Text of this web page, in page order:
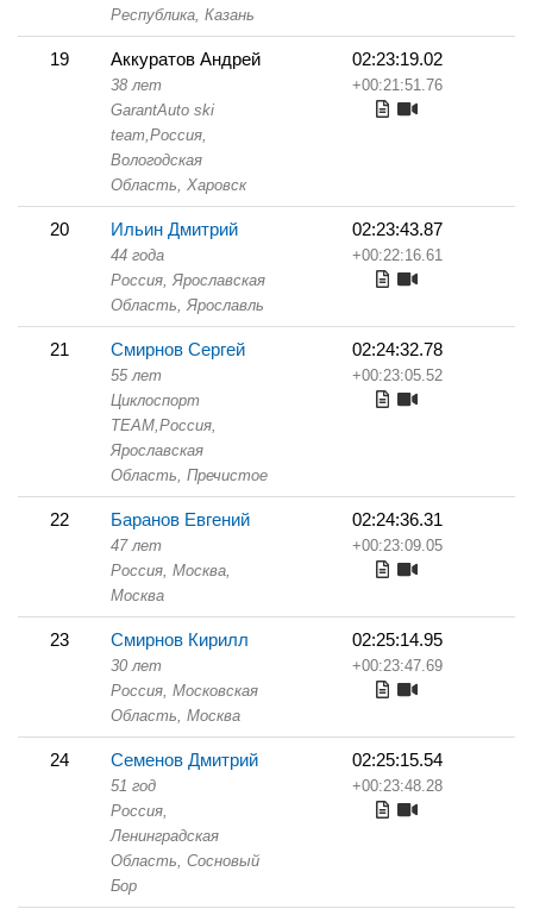
Республика, Казань
19 Аккуратов Андрей
38 лет
GarantAuto ski
team,Россия,
Вологодская
Область, Харовск
02:23:19.02
+00:21:51.76
20 Ильин Дмитрий
44 года
Россия, Ярославская
Область, Ярославль
02:23:43.87
+00:22:16.61
21 Смирнов Сергей
55 лет
Циклоспорт
TEAM,Россия,
Ярославская
Область, Пречистое
02:24:32.78
+00:23:05.52
22 Баранов Евгений
47 лет
Россия, Москва,
Москва
02:24:36.31
+00:23:09.05
23 Смирнов Кирилл
30 лет
Россия, Московская
Область, Москва
02:25:14.95
+00:23:47.69
24 Семенов Дмитрий
51 год
Россия,
Ленинградская
Область, Сосновый
Бор
02:25:15.54
+00:23:48.28